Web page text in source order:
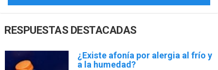
RESPUESTAS DESTACADAS
¿Existe afonía por alergia al frío y
a la humedad?